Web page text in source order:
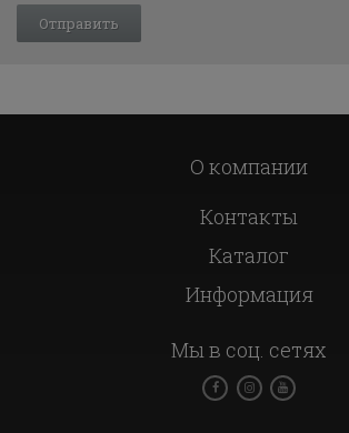
О компании
Контакты
Каталог
Информация
Мы в соц. сетях